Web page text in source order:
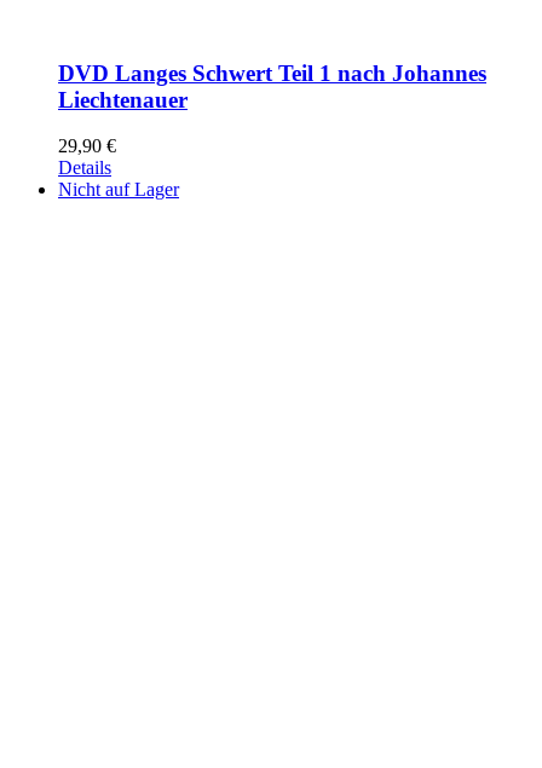
DVD Langes Schwert Teil 1 nach Johannes
Liechtenauer
29,90 €
Details
Nicht auf Lager